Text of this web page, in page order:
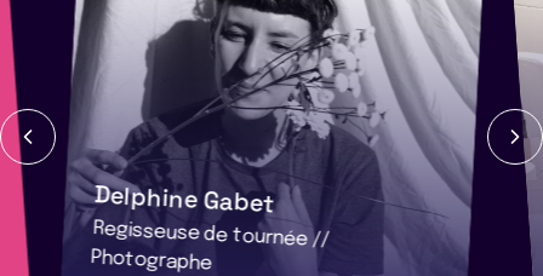
Delphine Gabet
Regisseuse de tournée //
Photographe